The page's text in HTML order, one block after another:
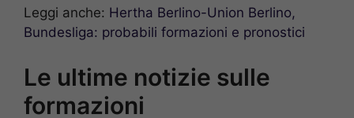
Leggi anche: Hertha Berlino-Union Berlino,
Bundesliga: probabili formazioni e pronostici
Le ultime notizie sulle
formazioni